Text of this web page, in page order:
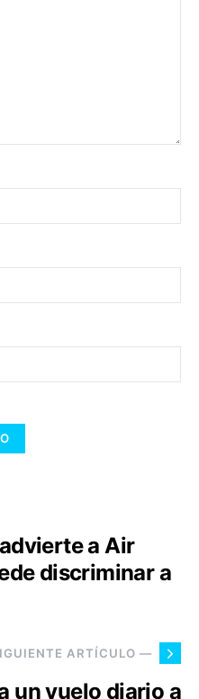
a Air
discriminar a
ARTÍCULO —
un vuelo diario a